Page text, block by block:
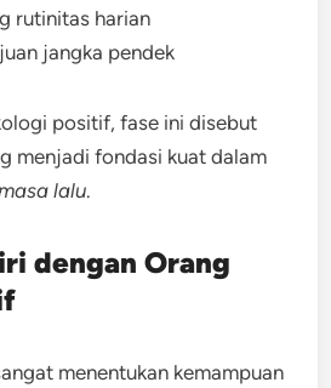
rutinitas harian
jangka pendek
positif, fase ini disebut
menjadi fondasi kuat dalam
lalu.
dengan Orang
menentukan kemampuan